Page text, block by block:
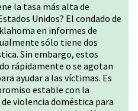
la tasa más alta de
Unidos? El condado de
en informes de
sólo tiene dos
Sin embargo, estos
rápidamente o se agotan
ayudar a las víctimas. Es
estable con la
violencia doméstica para